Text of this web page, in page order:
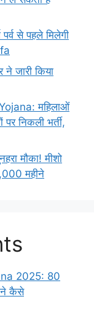
से पहले मिलेगी
जारी किया
महिलाओं
निकली भर्ती,
मौका! मीशो
महीने
2025: 80
कैसे